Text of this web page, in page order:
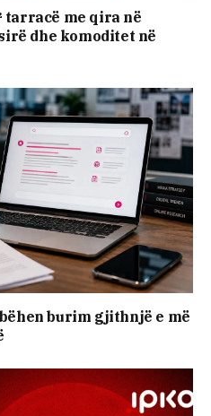
tarracë me qira në
dhe komoditet në
burim gjithnjë e më